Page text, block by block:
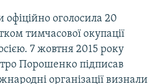
оголосила 20
тимчасової окупації
7 жовтня 2015 року
Порошенко підписав
організації визнали